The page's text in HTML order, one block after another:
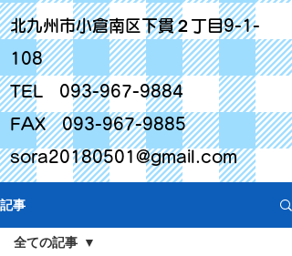
北九州市小倉南区下貫２丁目9-1-
108
TEL
093-967-9884
FAX093-967-9885
sora20180501@gmail.com
記事
全ての記事